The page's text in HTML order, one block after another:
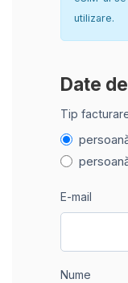
utilizare.
Date
Tip
E-mail
Nume